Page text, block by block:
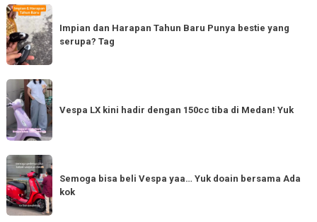
Impian
dan
Harapan
Tahun
Baru
Punya
bestie
yang
Tag
Impian dan Harapan Tahun Baru Punya bestie yang
serupa? Tag
Vespa
LX
kini
hadir
dengan
150cc
tiba
di
Vespa LX kini hadir dengan 150cc tiba di Medan! Yuk
Semoga
bisa
beli
Vespa
Semoga bisa beli Vespa yaa… Yuk doain bersama Ada
kok